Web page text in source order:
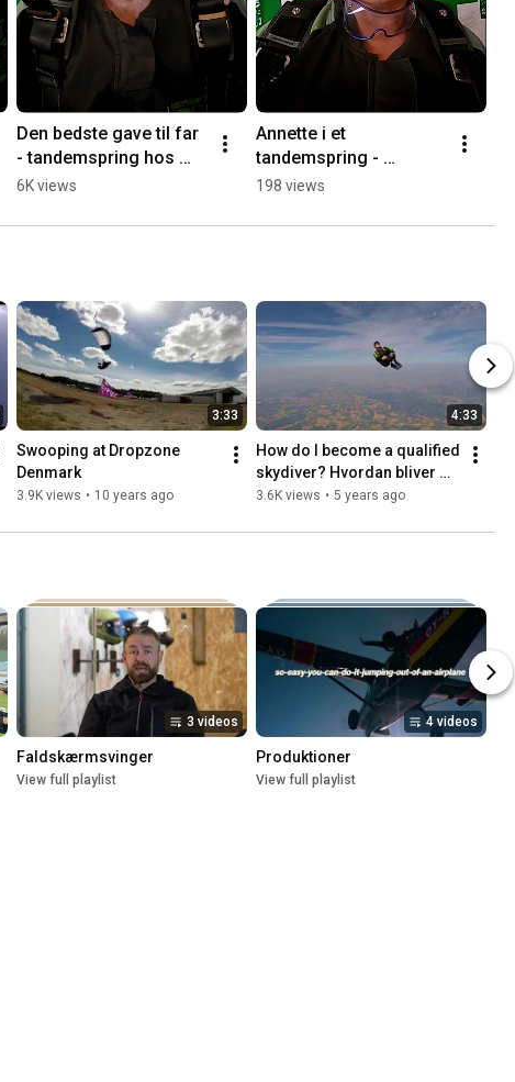
Den bedste gave til far
- tandemspring hos
Dropzone Denmark
6K views
Annette i et
tandemspring -
kundeudtalelse
198 views
3:33
Swooping at Dropzone
Denmark
3.9K views • 10 years ago
4:33
How do I become a qualified
skydiver? Hvordan bliver
jeg uddannet
3.6K views • 5 years ago
3 videos
Faldskærmsvinger
View full playlist
4 videos
Produktioner
View full playlist